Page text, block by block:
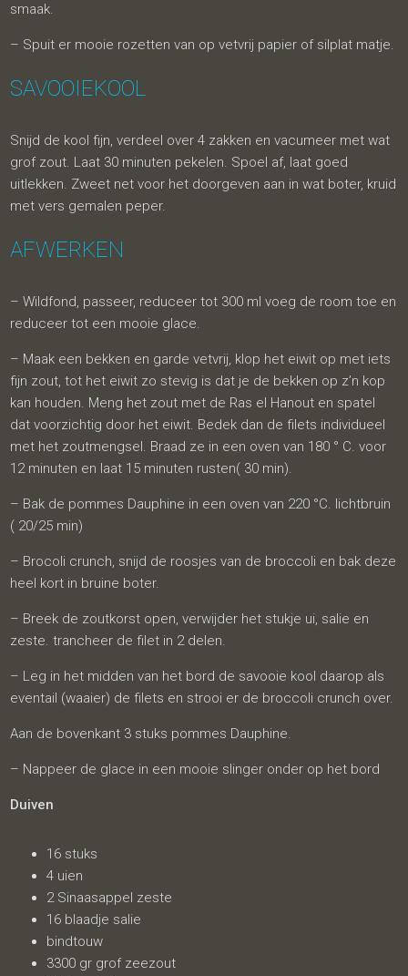
smaak.
– Spuit er mooie rozetten van op vetvrij papier of silplat matje.
SAVOOIEKOOL
Snijd de kool fijn, verdeel over 4 zakken en vacumeer met wat
grof zout. Laat 30 minuten pekelen. Spoel af, laat goed
uitlekken. Zweet net voor het doorgeven aan in wat boter, kruid
met vers gemalen peper.
AFWERKEN
– Wildfond, passeer, reduceer tot 300 ml voeg de room toe en
reduceer tot een mooie glace.
– Maak een bekken en garde vetvrij, klop het eiwit op met iets
fijn zout, tot het eiwit zo stevig is dat je de bekken op z’n kop
kan houden. Meng het zout met de Ras el Hanout en spatel
dat voorzichtig door het eiwit. Bedek dan de filets individueel
met het zoutmengsel. Braad ze in een oven van 180 ° C. voor
12 minuten en laat 15 minuten rusten( 30 min).
– Bak de pommes Dauphine in een oven van 220 °C. lichtbruin
( 20/25 min)
– Brocoli crunch, snijd de roosjes van de broccoli en bak deze
heel kort in bruine boter.
– Breek de zoutkorst open, verwijder het stukje ui, salie en
zeste. trancheer de filet in 2 delen.
– Leg in het midden van het bord de savooie kool daarop als
eventail (waaier) de filets en strooi er de broccoli crunch over.
Aan de bovenkant 3 stuks pommes Dauphine.
– Nappeer de glace in een mooie slinger onder op het bord
Duiven
16 stuks
4 uien
2 Sinaasappel zeste
16 blaadje salie
bindtouw
3300 gr grof zeezout